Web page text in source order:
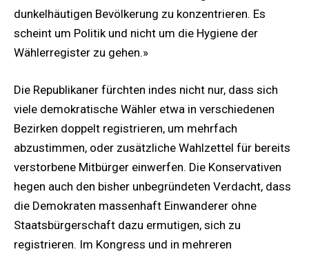
dunkelhäutigen Bevölkerung zu konzentrieren. Es
scheint um Politik und nicht um die Hygiene der
Wählerregister zu gehen.»
Die Republikaner fürchten indes nicht nur, dass sich
viele demokratische Wähler etwa in verschiedenen
Bezirken doppelt registrieren, um mehrfach
abzustimmen, oder zusätzliche Wahlzettel für bereits
verstorbene Mitbürger einwerfen. Die Konservativen
hegen auch den bisher unbegründeten Verdacht, dass
die Demokraten massenhaft Einwanderer ohne
Staatsbürgerschaft dazu ermutigen, sich zu
registrieren. Im Kongress und in mehreren